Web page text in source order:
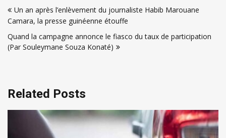
de
l’article
Un an après l’enlèvement du journaliste Habib Marouane
Camara, la presse guinéenne étouffe
Quand la campagne annonce le fiasco du taux de participation
(Par Souleymane Souza Konaté)
Related Posts